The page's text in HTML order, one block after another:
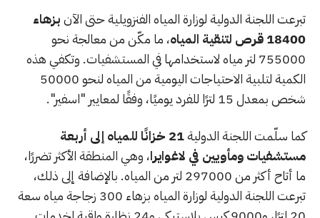
تبرعت اللجنة الدولية لوزارة المياه الفنزويلية حتى الآنبزهاء
18400 قرص لتنقية المياه
، ما مكّن من معالجة نحو
755000 لتر مياه لاستخدامها في المستشفيات. وتكفي هذه
الكمية لتلبية الاحتياجات اليومية من المياه لنحو 50000
شخص بمعدل 15 لترًا للفرد يوميًا، وفقًا لمعايير "اسفير".
كما سلّمت اللجنة الدولية
21 خزانًا للمياه إلى أربعة
مستشفيات ومأويين في لاغوايرا، وهي المنطقة الأكثر تضررًا،
ما أتاح أكثر من 297000 لتر من المياه. بالإضافة إلى ذلك،
تبرعت اللجنة الدولية لوزارة المياه بزهاء 300 زجاجة مياه سعة